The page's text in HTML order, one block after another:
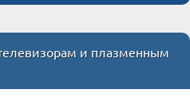
и плазменным